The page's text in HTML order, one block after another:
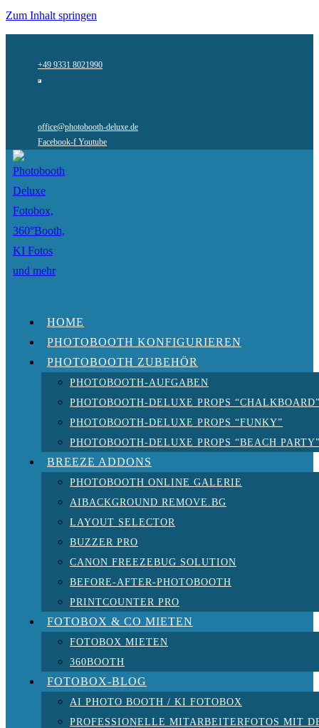
Zum Inhalt springen
+49 9331 8021990
office@photobooth-deluxe.de
Facebook-f Youtube
HOME
PHOTOBOOTH KONFIGURIEREN
PHOTOBOOTH ZUBEHÖR
PHOTOBOOTH-AUFGABEN
PHOTOBOOTH-DELUXE PROPS
PHOTOBOOTH-DELUXE PROPS “FUNKY”
PHOTOBOOTH-DELUXE PROPS “BEACH
BREEZE ADDONS
PHOTOBOOTH ONLINE GALERIE
AIBACKGROUND REMOVE.BG
LAYOUT SELECTOR
BUZZER PRO
CANON FREEZEBUG SOLUTION
BEFORE-AFTER-PHOTOBOOTH
PRINTCOUNTER PRO
FOTOBOX & CO MIETEN
FOTOBOX MIETEN
360BOOTH
FOTOBOX-BLOG
AI PHOTO BOOTH / KI FOTOBOX
PROFESSIONELLE MITARBEITERFOTOS MIT